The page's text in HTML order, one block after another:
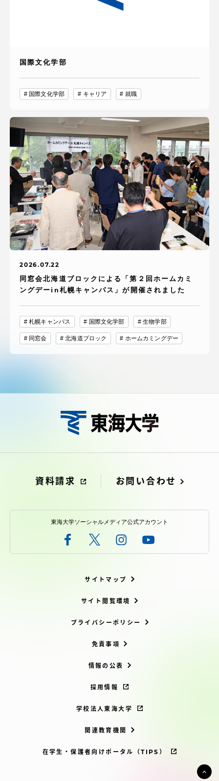
国際文化学部
国際文化学部 キャリア 就職
2026.07.22
同窓会北海道ブロックによる「第２回ホームカミ
ングデーin札幌キャンパス」が開催されました
札幌キャンパス 国際文化学部 生物学部
同窓会 北海道ブロック ホームカミングデー
資料請求 お問い合わせ
東海大学ソーシャルメディア公式アカウント
サイトマップ
サイト閲覧環境
プライバシーポリシー
免責事項
情報の公表
採用情報
学校法人東海大学
関連教育機関
在学生・保護者向けポータル（TIPS）